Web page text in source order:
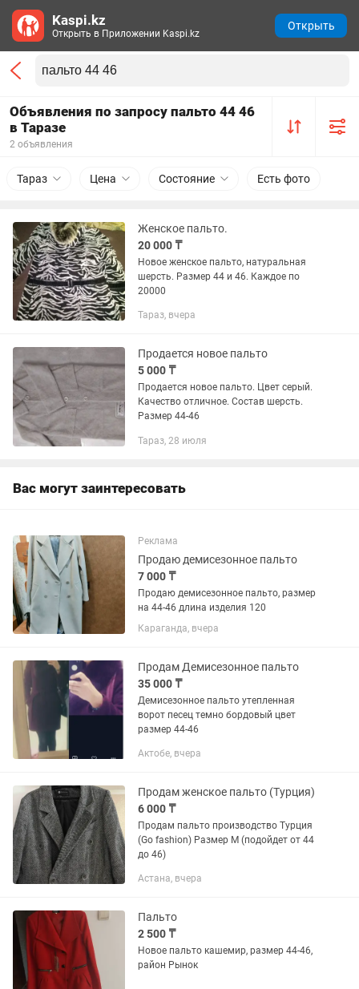
Объявления по запросу пальто 44 46
в Таразе
2 объявления
Тараз Цена Состояние Есть фото
Женское пальто.
20 000 ₸
Новое женское пальто, натуральная
шерсть. Размер 44 и 46. Каждое по
20000
Тараз, вчера
Продается новое пальто
5 000 ₸
Продается новое пальто. Цвет серый.
Качество отличное. Состав шерсть.
Размер 44-46
Тараз, 28 июля
Вас могут заинтересовать
Реклама
Продаю демисезонное пальто
7 000 ₸
Продаю демисезонное пальто, размер
на 44-46 длина изделия 120
Караганда, вчера
Продам Демисезонное пальто
35 000 ₸
Демисезонное пальто утепленная
ворот песец темно бордовый цвет
размер 44-46
Актобе, вчера
Продам женское пальто (Турция)
6 000 ₸
Продам пальто производство Турция
(Go fashion) Размер М (подойдет от 44
до 46)
Астана, вчера
Пальто
2 500 ₸
Новое пальто кашемир, размер 44-46,
район Рынок
Kaspi.kz
Открыть в Приложении Kaspi.kz
Открыть